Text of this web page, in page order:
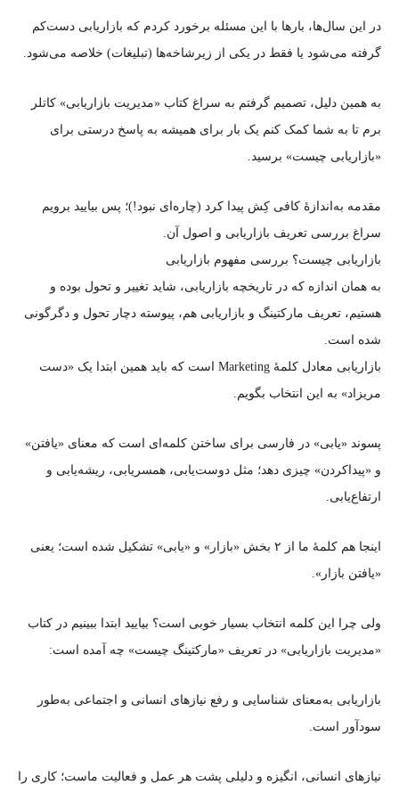
در این سال‌ها، بارها با این مسئله برخورد کردم که بازاریابی دست‌کم
گرفته می‌شود یا فقط در یکی از زیرشاخه‌ها (تبلیغات) خلاصه می‌شود.
به همین دلیل، تصمیم گرفتم به سراغ کتاب «مدیریت بازاریابی» کاتلر
برم تا به شما کمک کنم یک بار برای همیشه به پاسخ درستی برای
«بازاریابی چیست» برسید.
مقدمه به‌اندازهٔ کافی کِش پیدا کرد (چاره‌ای نبود!)؛ پس بیایید برویم
سراغ بررسی تعریف بازاریابی و اصول آن.
بازاریابی چیست؟ بررسی مفهوم بازاریابی
به همان اندازه که در تاریخچه بازاریابی، شاید تغییر و تحول بوده و
هستیم، تعریف مارکتینگ و بازاریابی هم، پیوسته دچار تحول و دگرگونی
شده است.
بازاریابی معادل کلمهٔ Marketing است که باید همین ابتدا یک «دست
مریزاد» به این انتخاب بگویم.
پسوند «یابی» در فارسی برای ساختن کلمه‌ای است که معنای «یافتن»
و «پیداکردن» چیزی دهد؛ مثل دوست‌یابی، همسریابی، ریشه‌یابی و
ارتفاع‌یابی.
اینجا هم کلمهٔ ما از ۲ بخش «بازار» و «یابی» تشکیل شده است؛ یعنی
«یافتن بازار».
ولی چرا این کلمه انتخاب بسیار خوبی است؟ بیایید ابتدا ببینیم در کتاب
«مدیریت بازاریابی» در تعریف «مارکتینگ چیست» چه آمده است:
بازاریابی به‌معنای شناسایی و رفع نیازهای انسانی و اجتماعی به‌طور
سودآور است.
نیازهای انسانی، انگیزه و دلیلی پشت هر عمل و فعالیت ماست؛ کاری را